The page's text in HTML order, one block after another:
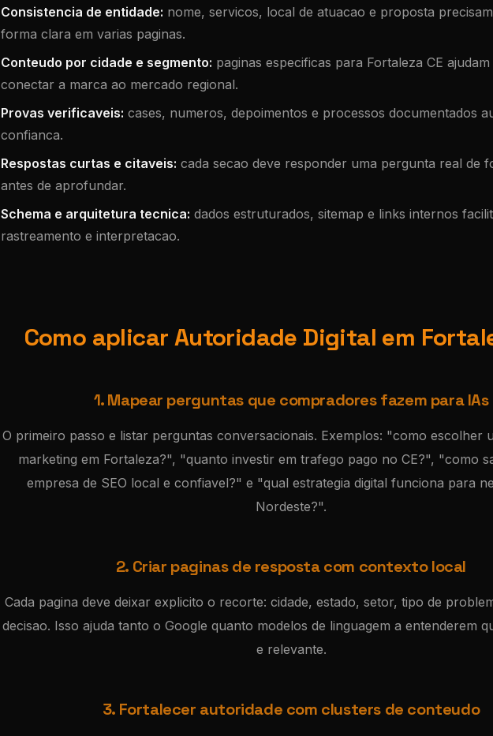
Consistencia de entidade: nome, servicos, local de atuacao e proposta
forma clara em varias paginas.
Conteudo por cidade e segmento: paginas especificas para Fortaleza CE
conectar a marca ao mercado regional.
Provas verificaveis: cases, numeros, depoimentos e processos documentados
confianca.
Respostas curtas e citaveis: cada secao deve responder uma pergunta real de
antes de aprofundar.
Schema e arquitetura tecnica: dados estruturados, sitemap e links internos
rastreamento e interpretacao.
Como aplicar Autoridade Digital em
1. Mapear perguntas que compradores fazem para IAs
O primeiro passo e listar perguntas conversacionais. Exemplos: "como escolher
marketing em Fortaleza?", "quanto investir em trafego pago no CE?", "como
empresa de SEO local e confiavel?" e "qual estrategia digital funciona para
Nordeste?".
2. Criar paginas de resposta com contexto local
Cada pagina deve deixar explicito o recorte: cidade, estado, setor, tipo de
decisao. Isso ajuda tanto o Google quanto modelos de linguagem a entenderem
e relevante.
3. Fortalecer autoridade com clusters de conteudo